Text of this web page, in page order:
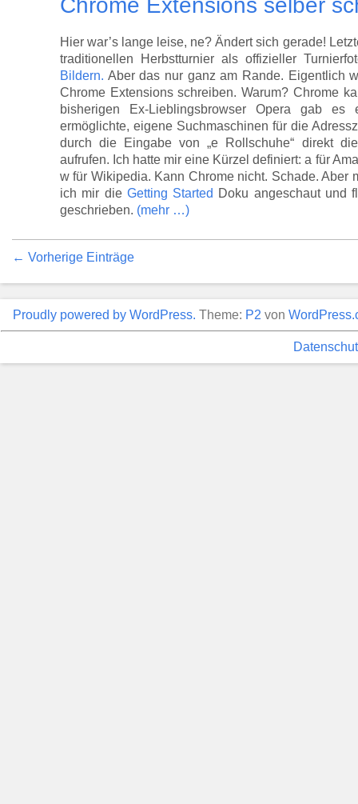
Chrome Extensions selber
Hier war’s lange leise, ne? Ändert sich gerade!
traditionellen Herbstturnier als offizieller
Bildern. Aber das nur ganz am Rande. Eigentlich
Chrome Extensions schreiben. Warum? Chrome
bisherigen Ex-Lieblingsbrowser Opera gab
ermöglichte, eigene Suchmaschinen für die
durch die Eingabe von „e Rollschuhe“ direkt
aufrufen. Ich hatte mir eine Kürzel definiert: a für
w für Wikipedia. Kann Chrome nicht. Schade. Aber
ich mir die Getting Started Doku angeschaut und
geschrieben. (mehr …)
← Vorherige Einträge
Proudly powered by WordPress. Theme: P2 von